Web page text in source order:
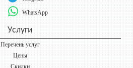
WhatsApp
Услуги
Перечень услуг
Цены